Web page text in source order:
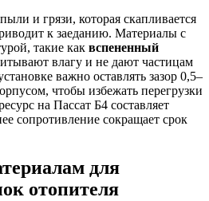
и грязи, которая скапливается
к заеданию. Материалы с
такие как вспененный
влагу и не дают частицам
важно оставлять зазор 0,5–
чтобы избежать перегрузки
на Пассат Б4 составляет
сопротивление сокращает срок
для
отопителя